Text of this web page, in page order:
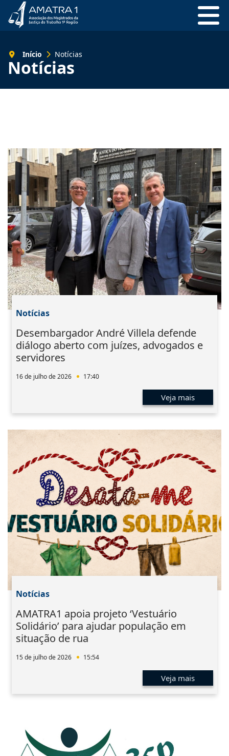
Notícias
Início Notícias
Notícias
Desembargador André Villela defende
diálogo aberto com juízes, advogados e
servidores
16 de julho de 2026 17:40
Veja mais
Notícias
AMATRA1 apoia projeto ‘Vestuário
Solidário’ para ajudar população em
situação de rua
15 de julho de 2026 15:54
Veja mais